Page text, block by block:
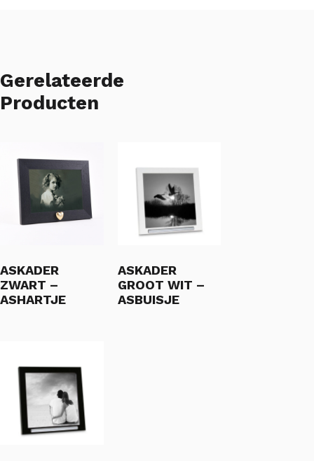
Gerelateerde
Producten
ASKADER
ZWART –
ASHARTJE
ASKADER
GROOT WIT –
ASBUISJE